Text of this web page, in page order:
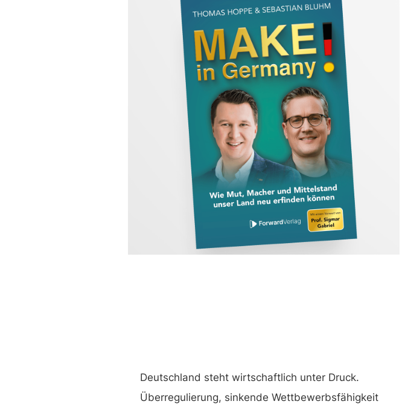
Deutschland steht wirtschaftlich unter Druck.
Überregulierung, sinkende Wettbewerbsfähigkeit